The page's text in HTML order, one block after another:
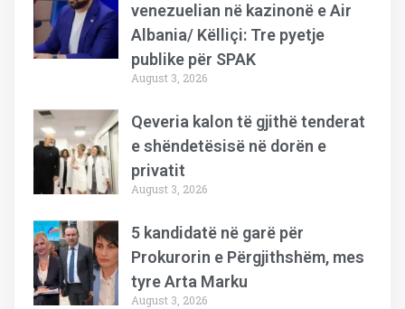
venezuelian në kazinonë e Air
Albania/ Këlliçi: Tre pyetje
publike për SPAK
August 3, 2026
Qeveria kalon të gjithë tenderat
e shëndetësisë në dorën e
privatit
August 3, 2026
5 kandidatë në garë për
Prokurorin e Përgjithshëm, mes
tyre Arta Marku
August 3, 2026